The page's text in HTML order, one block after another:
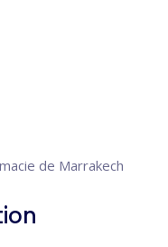
de Marrakech